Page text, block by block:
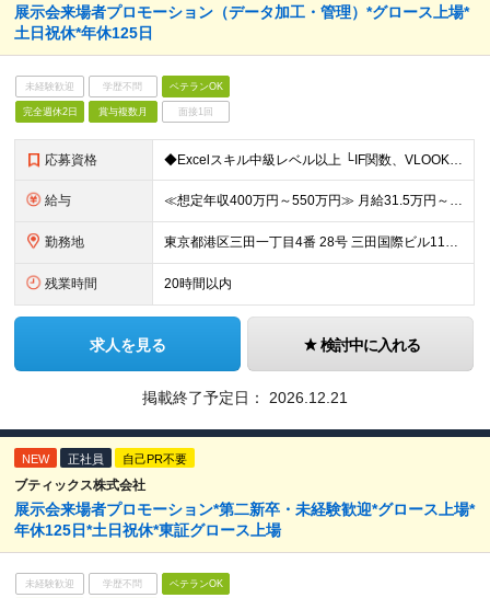
展示会来場者プロモーション（データ加工・管理）*グロース上場*
土日祝休*年休125日
未経験歓迎 学歴不問 ベテランOK
完全週休2日 賞与複数月 面接1回
応募資格 ◆Excelスキル中級レベル以上 └IF関数、VLOOKUP関数などの文字列関数が使える方 └既存のマクロを実行できる方 └自身でデータ加工の手順を組み立てられる方 ◆社会人経験2年以上（基本的なビジ
給与 ≪想定年収400万円～550万円≫ 月給31.5万円～35万円＋賞与年2回（在籍条件あり）＋昇給年1回 ※上記は最低限の支給額です。経験・スキルに応じて検討します ※上記金額には固定残業代（月45時間
勤務地 東京都港区三田一丁目4番 28号 三田国際ビル11階 （変更の範囲）上記を除く会社の定める勤務地
残業時間 20時間以内
求人を見る 検討中に入れる
掲載終了予定日： 2026.12.21
NEW 正社員 自己PR不要
ブティックス株式会社
展示会来場者プロモーション*第二新卒・未経験歓迎*グロース上場*
年休125日*土日祝休*東証グロース上場
未経験歓迎 学歴不問 ベテランOK